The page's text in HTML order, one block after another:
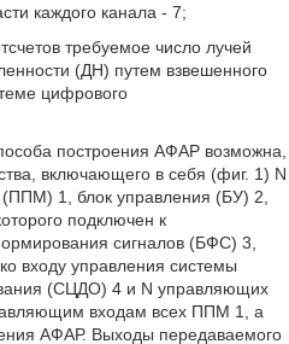
каждого канала - 7;
требуемое число лучей
(ДН) путем взвешенного
цифрового
построения АФАР возможна,
включающего в себя (фиг. 1) N
1, блок управления (БУ) 2,
подключен к
сигналов (БФС) 3,
входу управления системы
(СЦДО) 4 и N управляющих
входам всех ППМ 1, а
АФАР. Выходы передаваемого